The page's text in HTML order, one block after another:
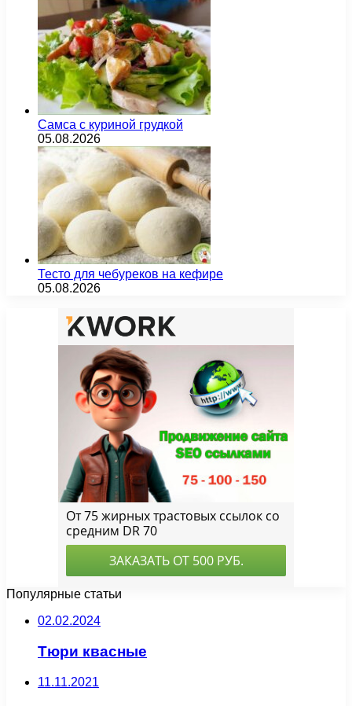
Самса с куриной грудкой
05.08.2026
Тесто для чебуреков на кефире
05.08.2026
Популярные статьи
02.02.2024
Тюри квасные
11.11.2021